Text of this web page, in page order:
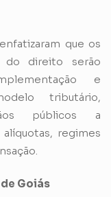
que os
do direito serão
e
tributário,
públicos a
regimes
Goiás